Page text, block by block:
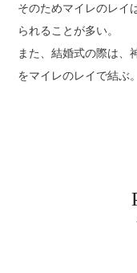
そのためマイレのレイ
られることが多い。
また、結婚式の際は、
をマイレのレイで結ぶ。